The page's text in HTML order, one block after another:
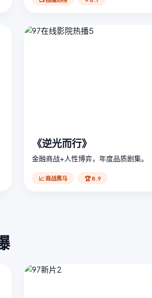
《逆光而行》
金融商战+人性博弈，年度品质剧集。
📈 商战黑马 🏆 8.9